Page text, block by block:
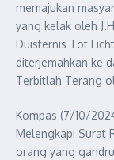
memajukan
yang kelak oleh
Duisternis Tot Licht
diterjemahkan ke
Terbitlah Terang
Kompas (7/10/
Melengkapi Surat
orang yang